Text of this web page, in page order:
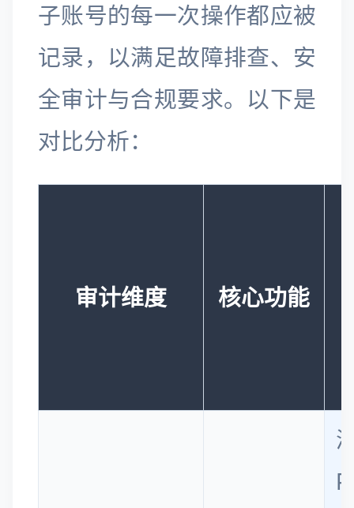
子账号的每一次操作都应被
记录，以满足故障排查、安
全审计与合规要求。以下是
对比分析：
审计维度 核心功能